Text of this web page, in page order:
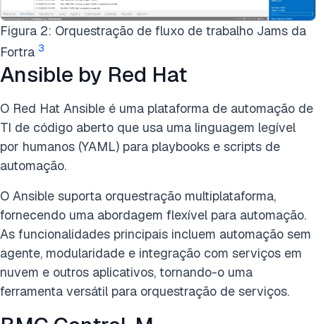
Figura 2: Orquestração de fluxo de trabalho Jams da
Fortra 3
Ansible by Red Hat
O Red Hat Ansible é uma plataforma de automação de
TI de código aberto que usa uma linguagem legível
por humanos (YAML) para playbooks e scripts de
automação.
O Ansible suporta orquestração multiplataforma,
fornecendo uma abordagem flexível para automação.
As funcionalidades principais incluem automação sem
agente, modularidade e integração com serviços em
nuvem e outros aplicativos, tornando-o uma
ferramenta versátil para orquestração de serviços.